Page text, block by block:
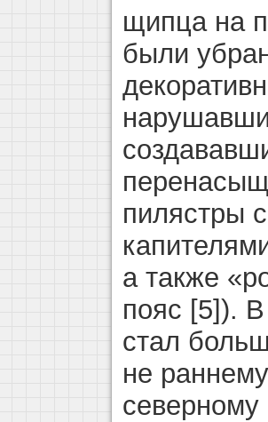
щипца на
были
пилястры
а также
пояс [5]).
стал
не
северному